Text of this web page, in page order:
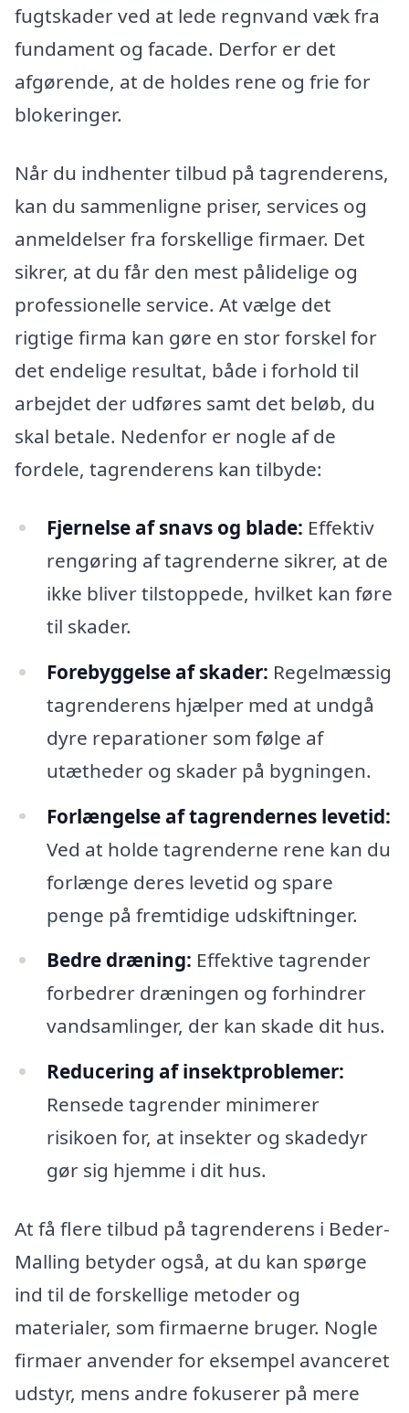
fugtskader ved at lede regnvand væk fra
fundament og facade. Derfor er det
afgørende, at de holdes rene og frie for
blokeringer.
Når du indhenter tilbud på tagrenderens,
kan du sammenligne priser, services og
anmeldelser fra forskellige firmaer. Det
sikrer, at du får den mest pålidelige og
professionelle service. At vælge det
rigtige firma kan gøre en stor forskel for
det endelige resultat, både i forhold til
arbejdet der udføres samt det beløb, du
skal betale. Nedenfor er nogle af de
fordele, tagrenderens kan tilbyde:
Fjernelse af snavs og blade: Effektiv
rengøring af tagrenderne sikrer, at de
ikke bliver tilstoppede, hvilket kan føre
til skader.
Forebyggelse af skader: Regelmæssig
tagrenderens hjælper med at undgå
dyre reparationer som følge af
utætheder og skader på bygningen.
Forlængelse af tagrendernes levetid:
Ved at holde tagrenderne rene kan du
forlænge deres levetid og spare
penge på fremtidige udskiftninger.
Bedre dræning: Effektive tagrender
forbedrer dræningen og forhindrer
vandsamlinger, der kan skade dit hus.
Reducering af insektproblemer:
Rensede tagrender minimerer
risikoen for, at insekter og skadedyr
gør sig hjemme i dit hus.
At få flere tilbud på tagrenderens i Beder-
Malling betyder også, at du kan spørge
ind til de forskellige metoder og
materialer, som firmaerne bruger. Nogle
firmaer anvender for eksempel avanceret
udstyr, mens andre fokuserer på mere